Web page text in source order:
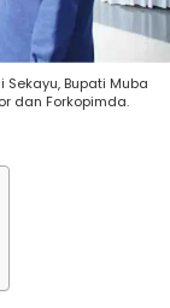
Bupati Muba
dan Forkopimda.